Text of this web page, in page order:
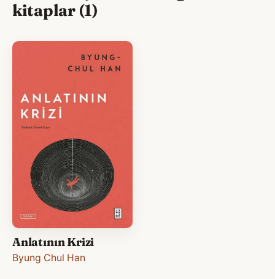
kitaplar (1)
Anlatının Krizi
Byung Chul Han